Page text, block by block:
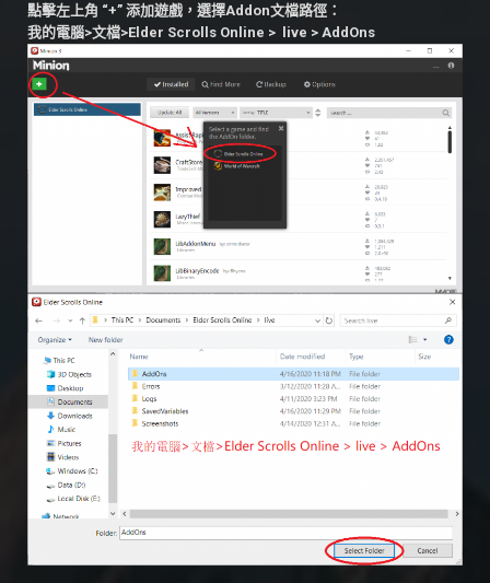
點擊左上角 “+” 添加遊戲，選擇Addon文檔路徑：
我的電腦>文檔>Elder Scrolls Online > live > AddOns